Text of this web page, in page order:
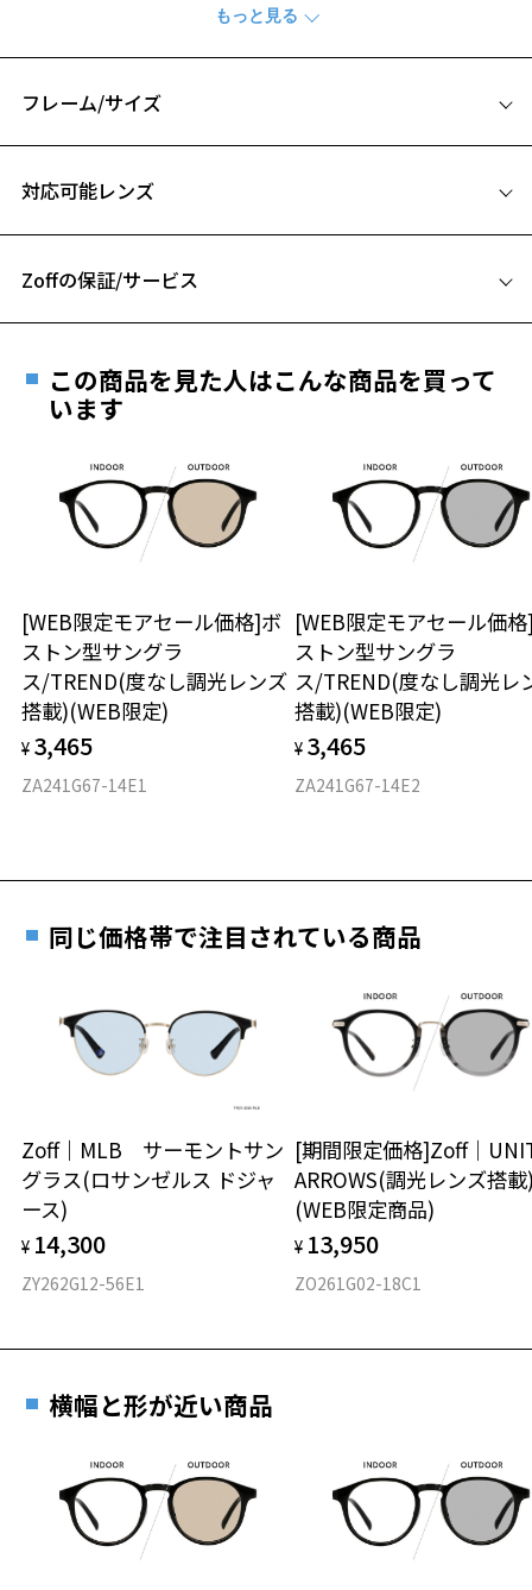
お気に入りに追加済です。
お気に入りリストは
こちら
大人気VTuberグループ「にじさんじ」から、【葛葉】と【ローレン・
2名が身に着けているものやモチーフ、イメージカラーを取り入れたメ
ガネ・サングラスに加え、Zoff限定の撮り下ろしビジュアルを使用し
たメガネ拭きやアクリルメガネスタンドなど、魅力的なグッズも多数
ラインアップ。
【葛葉モデル サングラス】
ヨロイ部分はジャージのラインをモチーフにデザイン。
テンプル裏側には、メガネをかけた“へーベル石田”が登場！
のカラーを採用！
セット内容：
・葛葉とローレンのモチーフが刻印されたコラボ共通ケース
・撮り下ろしビジュアルを使用したメガネ拭き（サングラスver.)
・撮り下ろしビジュアルを使用したオリジナルカード ※ホログラム仕
・Zoffオリジナルデザインのグラスコード
【使用上の注意】
■高温(60℃以上)環境や急激な温度差は変形、表面層のひび割れの原
因となります。炎天下の車内や砂浜等に放置しない様ご注意くださ
い。
レンズカラー：Z-ROSE_PK20F / ピンク系
テンプルの材質：ニッケル合金（塗装）
可視光線透過率：80%
UV100%CUT ※ISO12312-1基準
株式会社インターメスティック
＜実店舗でサングラスまたはパッケージ商品等のレンズ交換について
＞
2024年3月1日から、店頭に商品をお持ち込みいただいて、レンズ交換
をされる場合は、レンズ代金の他に3,300円(税込)の加工賃を追加で頂
店頭でレンズ交換をされるお客様は、商品発送から6か月以内に、ご購
にご提示いだければ、初回に限り加工賃はかかりませんので、必ずス
商品発送から6か月を過ぎた場合、又はお客様からの【商品発送メー
Zoff｜にじさんじ 特設ページをみる
※柄や色味の出方に個体差があり、画像と異なる場合がございます。
フレーム/サイズ
B ブリッジ(鼻部分)の横幅：21mm
お持ちのZoffメガネサイズを確認するには？
仕上がり寸法
21.7g
※サングラス：レンズ込みの重さ
※着脱式サングラス：デモレンズ、アタッチメント込みの重さ
ボストン
材質
対応可能レンズ
フレームとレンズの合計料金を知りたい方へ
Zoffの保証/サービス
Zoffならではの安心サポート
安心1 フレーム１年間品質保証
商品不良により生じた破損等の不具合は、お渡し
日または発送日より１年間修理又は交換させて頂
※保証期間内に交換が行われた場合、保証期間は初期の期間から
延長されません。
安心2 視力測定無料
視力の変化を早めに発見するために、定期的な視
力測定をおすすめいたします。
グは、全国のZoff店舗にていつでも対応いたしま
す。
もっと見る
この商品を見た人はこんな商品を買って
います
[WEB限定モアセール価格]ボ
ストン型サングラ
ス/TREND(度なし調光レンズ
搭載)(WEB限定)
¥ 3,465
ZA241G67-14E1
[WEB限定モアセール価
ストン型サングラ
ス/TREND(度なし調光レ
搭載)(WEB限定)
¥ 3,465
ZA241G67-14E2
同じ価格帯で注目されている商品
Zoff｜MLB サーモントサン
グラス(ロサンゼルス ドジャ
ース)
¥ 14,300
ZY262G12-56E1
[期間限定価格]Zoff｜
ARROWS(調光レンズ搭
(WEB限定商品)
¥ 13,950
ZO261G02-18C1
横幅と形が近い商品